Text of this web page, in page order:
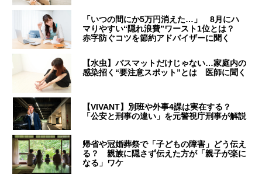
「いつの間にか5万円消えた…」 8月にハ
マりやすい“隠れ浪費”ワースト1位とは？
赤字防ぐコツを節約アドバイザーに聞く
【水虫】バスマットだけじゃない…家庭内の
感染招く“要注意スポット”とは 医師に聞く
【VIVANT】別班や外事4課は実在する？
「公安と刑事の違い」を元警視庁刑事が解説
帰省や冠婚葬祭で「子どもの障害」どう伝え
る？ 親族に隠さず伝えた方が「親子が楽に
なる」ワケ